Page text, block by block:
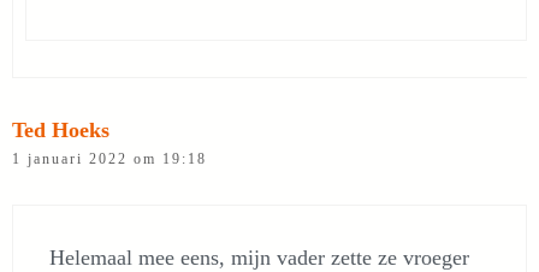
Ted Hoeks
1 januari 2022 om 19:18
Helemaal mee eens, mijn vader zette ze vroeger